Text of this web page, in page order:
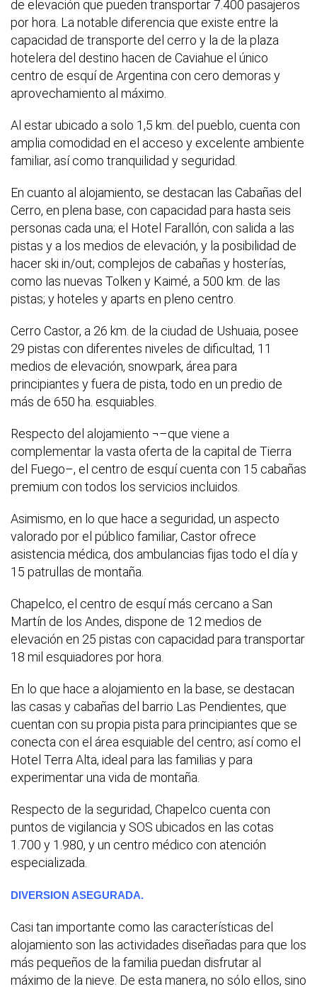
de elevación que pueden transportar 7.400 pasajeros
por hora. La notable diferencia que existe entre la
capacidad de transporte del cerro y la de la plaza
hotelera del destino hacen de Caviahue el único
centro de esquí de Argentina con cero demoras y
aprovechamiento al máximo.
Al estar ubicado a solo 1,5 km. del pueblo, cuenta con
amplia comodidad en el acceso y excelente ambiente
familiar, así como tranquilidad y seguridad.
En cuanto al alojamiento, se destacan las Cabañas del
Cerro, en plena base, con capacidad para hasta seis
personas cada una; el Hotel Farallón, con salida a las
pistas y a los medios de elevación, y la posibilidad de
hacer ski in/out; complejos de cabañas y hosterías,
como las nuevas Tolken y Kaimé, a 500 km. de las
pistas; y hoteles y aparts en pleno centro.
Cerro Castor, a 26 km. de la ciudad de Ushuaia, posee
29 pistas con diferentes niveles de dificultad, 11
medios de elevación, snowpark, área para
principiantes y fuera de pista, todo en un predio de
más de 650 ha. esquiables.
Respecto del alojamiento ¬–que viene a
complementar la vasta oferta de la capital de Tierra
del Fuego–, el centro de esquí cuenta con 15 cabañas
premium con todos los servicios incluidos.
Asimismo, en lo que hace a seguridad, un aspecto
valorado por el público familiar, Castor ofrece
asistencia médica, dos ambulancias fijas todo el día y
15 patrullas de montaña.
Chapelco, el centro de esquí más cercano a San
Martín de los Andes, dispone de 12 medios de
elevación en 25 pistas con capacidad para transportar
18 mil esquiadores por hora.
En lo que hace a alojamiento en la base, se destacan
las casas y cabañas del barrio Las Pendientes, que
cuentan con su propia pista para principiantes que se
conecta con el área esquiable del centro; así como el
Hotel Terra Alta, ideal para las familias y para
experimentar una vida de montaña.
Respecto de la seguridad, Chapelco cuenta con
puntos de vigilancia y SOS ubicados en las cotas
1.700 y 1.980, y un centro médico con atención
especializada.
DIVERSION ASEGURADA.
Casi tan importante como las características del
alojamiento son las actividades diseñadas para que los
más pequeños de la familia puedan disfrutar al
máximo de la nieve. De esta manera, no sólo ellos, sino